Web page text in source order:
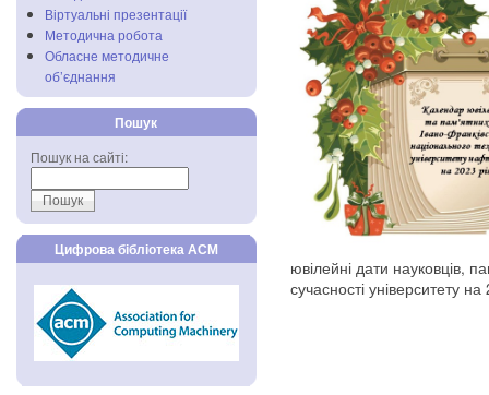
Віртуальні презентації
Методична робота
Обласне методичне
об’єднання
Пошук
Пошук на сайті:
Цифрова бібліотека АСМ
ювілейні дати науковців,
сучасності університету на